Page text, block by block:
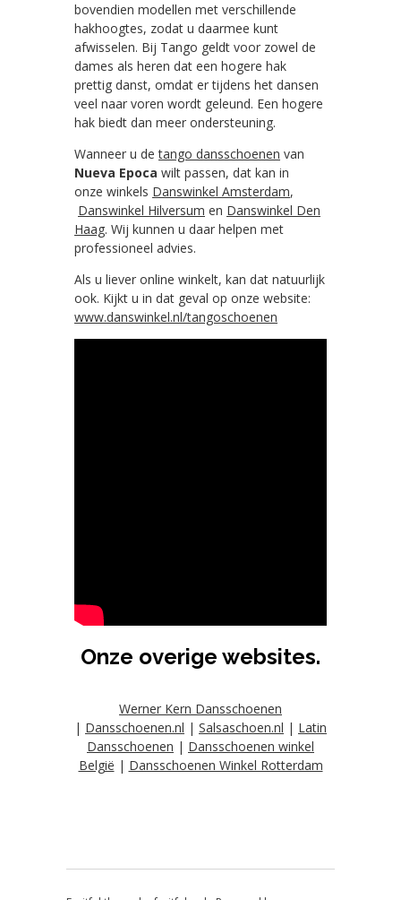
bovendien modellen met verschillende
hakhoogtes, zodat u daarmee kunt
afwisselen. Bij Tango geldt voor zowel de
dames als heren dat een hogere hak
prettig danst, omdat er tijdens het dansen
veel naar voren wordt geleund. Een hogere
hak biedt dan meer ondersteuning.
Wanneer u detango dansschoenen van
Nueva Epoca wilt passen, dat kan in
onze winkels Danswinkel Amsterdam,
Danswinkel Hilversum en Danswinkel Den
Haag. Wij kunnen u daar helpen met
professioneel advies.
Als u liever online winkelt, kan dat natuurlijk
ook. Kijkt u in dat geval op onze website:
www.danswinkel.nl/tangoschoenen
Onze overige websites.
Werner Kern Dansschoenen
| Dansschoenen.nl | Salsaschoen.nl | Latin
Dansschoenen | Dansschoenen winkel
België | Dansschoenen Winkel Rotterdam